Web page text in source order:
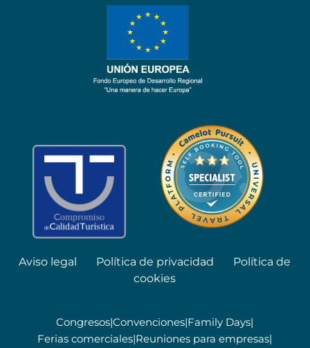
Aviso legal Política de privacidad
Política de
cookies
Congresos|Convenciones|Family Days|
Ferias comerciales|Reuniones para empresas|